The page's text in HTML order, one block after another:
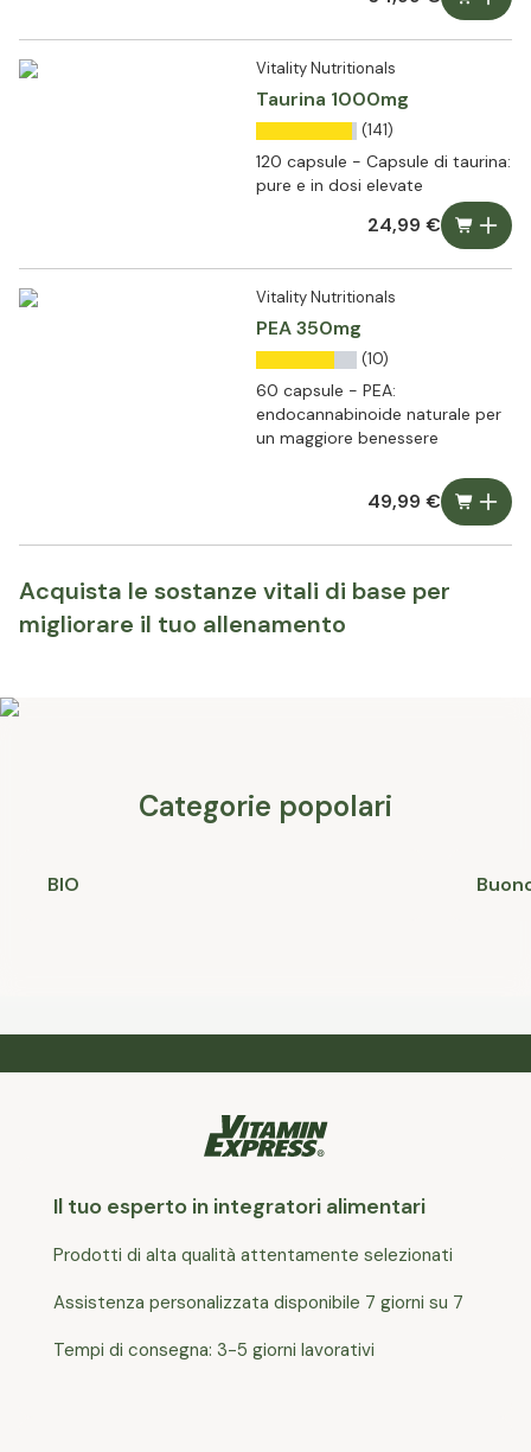
Vitality Nutritionals
Taurina 1000mg
(141)
120 capsule - Capsule di taurina:
pure e in dosi elevate
24,99 €
Vitality Nutritionals
PEA 350mg
(10)
60 capsule - PEA:
endocannabinoide naturale per
un maggiore benessere
49,99 €
Acquista le sostanze vitali di base per
migliorare il tuo allenamento
Categorie popolari
BIO
Il tuo esperto in integratori alimentari
Prodotti di alta qualità attentamente selezionati
Assistenza personalizzata disponibile 7 giorni su 7
Tempi di consegna: 3-5 giorni lavorativi